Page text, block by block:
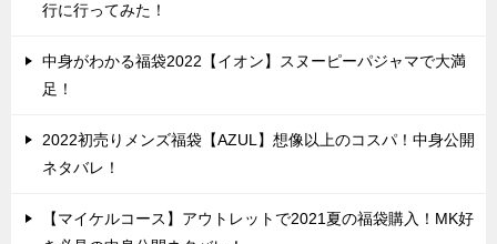
行に行ってみた！
中身がわかる福袋2022【イオン】スヌーピーパジャマで大満
足！
2022初売りメンズ福袋【AZUL】想像以上のコスパ！中身公開
ネタバレ！
【マイケルコース】アウトレットで2021夏の福袋購入！MK好